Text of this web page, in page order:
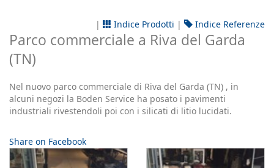
| Indice Prodotti | Indice Referenze
Parco commerciale a Riva del Garda
(TN)
Nel nuovo parco commerciale di Riva del Garda (TN) , in
alcuni negozi la Boden Service ha posato i pavimenti
industriali rivestendoli poi con i silicati di litio lucidati.
Share on Facebook